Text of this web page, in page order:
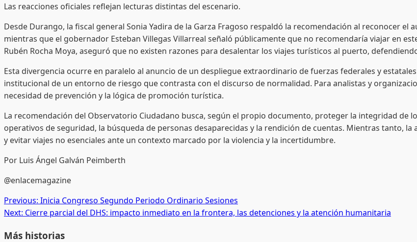
Las reacciones oficiales reflejan lecturas distintas del escenario.
Desde Durango, la fiscal general Sonia Yadira de la Garza Fragoso respaldó la recomendación al reconocer el
mientras que el gobernador Esteban Villegas Villarreal señaló públicamente que no recomendaría viajar en
Rubén Rocha Moya, aseguró que no existen razones para desalentar los viajes turísticos al puerto,
Esta divergencia ocurre en paralelo al anuncio de un despliegue extraordinario de fuerzas federales y
institucional de un entorno de riesgo que contrasta con el discurso de normalidad. Para analistas y
necesidad de prevención y la lógica de promoción turística.
La recomendación del Observatorio Ciudadano busca, según el propio documento, proteger la integridad de
operativos de seguridad, la búsqueda de personas desaparecidas y la rendición de cuentas. Mientras tanto,
y evitar viajes no esenciales ante un contexto marcado por la violencia y la incertidumbre.
Por Luis Ángel Galván Peimberth
@enlacemagazine
Post
navigation
Previous: Inicia Congreso Segundo Periodo Ordinario Sesiones
Next: Cierre parcial del DHS: impacto inmediato en la frontera, las detenciones y la atención humanitaria
Más historias